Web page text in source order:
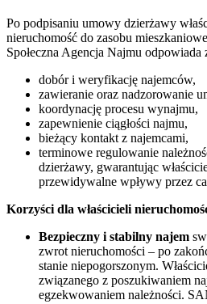
Po podpisaniu umowy dzierżawy
nieruchomość do zasobu
Społeczna Agencja Najmu odpowiada
dobór i weryfikację najemców,
zawieranie oraz nadzorowanie
koordynację procesu wynajmu,
zapewnienie ciągłości najmu,
bieżący kontakt z najemcami,
terminowe regulowanie
dzierżawy, gwarantując
przewidywalne wpływy przez
Korzyści dla właścicieli
Bezpieczny i stabilny najem
zwrot nieruchomości – po
stanie niepogorszonym.
związanego z poszukiwaniem
egzekwowaniem należności.